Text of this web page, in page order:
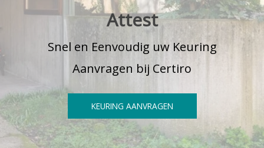
Attest
Snel en Eenvoudig uw Keuring
Aanvragen bij Certiro
KEURING AANVRAGEN